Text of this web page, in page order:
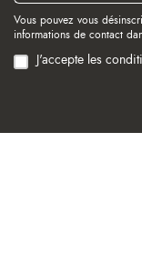
Vous pouvez vous
informations de contact
J'accepte les